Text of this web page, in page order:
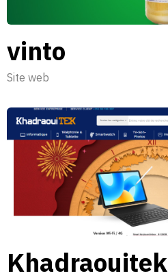
vinto
Site web
Khadraouitek